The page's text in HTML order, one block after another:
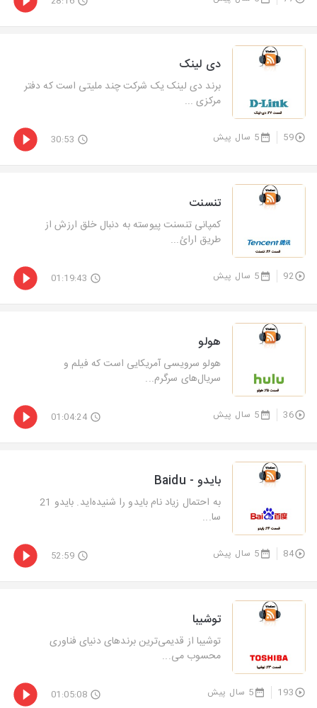
دی لینک
برند دی لینک یک شرکت چند ملیتی‌ است که دفتر
مرکزی ...
59 5 سال پیش 30:53
تنسنت
کمپانی تنسنت پیوسته به دنبال خلق ارزش از
طریق ارائ...
92 5 سال پیش 01:19:43
هولو
هولو سرویسی آمریکایی است که فیلم و
سریال‌های سرگرم...
36 5 سال پیش 01:04:24
بایدو - Baidu
به احتمال زیاد نام بایدو را شنیده‌اید. بایدو 21
سا...
84 5 سال پیش 52:59
توشیبا
توشیبا از قدیمی‌ترین برندهای دنیای فناوری
محسوب می...
193 5 سال پیش 01:05:08